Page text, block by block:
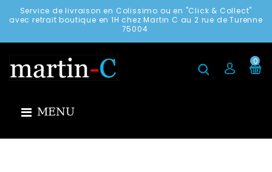
Service de livraison en Colissimo ou en "Click & Collect"
avec retrait boutique en 1H chez Martin C au 2 rue de Turenne
75004
0
MENU